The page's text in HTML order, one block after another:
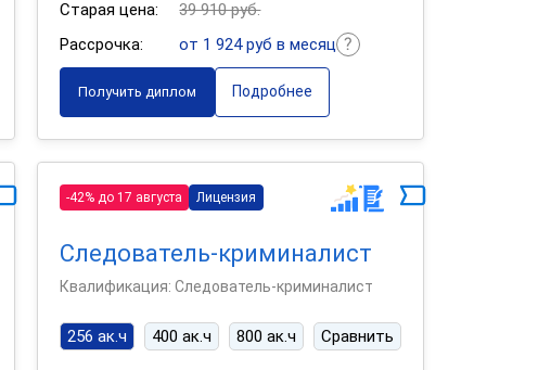
Старая цена:
39 910 руб.
Рассрочка:
от 1 924 руб в месяц
Получить диплом Подробнее
-42% до 17 августа Лицензия
Следователь-криминалист
Квалификация: Следователь-криминалист
256 ак.ч 400 ак.ч 800 ак.ч Сравнить